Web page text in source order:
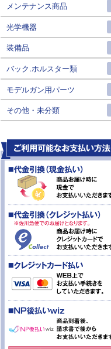
メンテナンス商品
光学機器
装備品
バック.ホルスター類
モデルガン用パーツ
その他・未分類